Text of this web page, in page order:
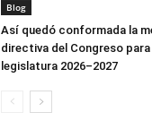
Blog
Así quedó conformada la
directiva del Congreso para
legislatura 2026–2027